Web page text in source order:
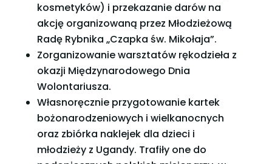
kosmetyków) i przekazanie darów na
akcję organizowaną przez Młodzieżową
Radę Rybnika „Czapka św. Mikołaja”.
Zorganizowanie warsztatów rękodzieła z
okazji Międzynarodowego Dnia
Wolontariusza.
Własnoręcznie przygotowanie kartek
bożonarodzeniowych i wielkanocnych
oraz zbiórka naklejek dla dzieci i
młodzieży z Ugandy. Trafiły one do